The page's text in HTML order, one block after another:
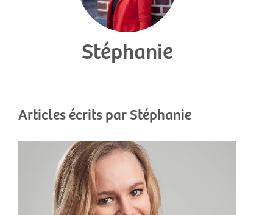
Stéphanie
Articles écrits par Stéphanie